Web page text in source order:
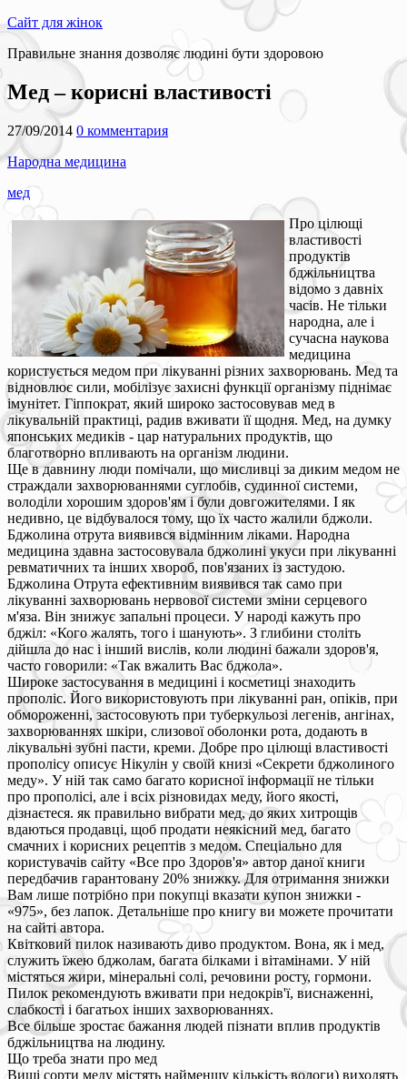
Сайт для жінок
Правильне знання дозволяє людині бути здоровою
Мед – корисні властивості
27/09/2014 0 комментария
Народна медицина
мед
Про цілющі
властивості
продуктів
бджільництва
відомо з давніх
часів. Не тільки
народна, але і
сучасна наукова
медицина
користується медом при лікуванні різних захворювань. Мед та
відновлює сили, мобілізує захисні функції організму піднімає
імунітет. Гіппократ, який широко застосовував мед в
лікувальній практиці, радив вживати її щодня. Мед, на думку
японських медиків - цар натуральних продуктів, що
благотворно впливають на організм людини.
Ще в давнину люди помічали, що мисливці за диким медом не
страждали захворюваннями суглобів, судинної системи,
володіли хорошим здоров'ям і були довгожителями. І як
недивно, це відбувалося тому, що їх часто жалили бджоли.
Бджолина отрута виявився відмінним ліками. Народна
медицина здавна застосовувала бджолині укуси при лікуванні
ревматичних та інших хвороб, пов'язаних із застудою.
Бджолина Отрута ефективним виявився так само при
лікуванні захворювань нервової системи зміни серцевого
м'яза. Він знижує запальні процеси. У народі кажуть про
бджіл: «Кого жалять, того і шанують». З глибини століть
дійшла до нас і інший вислів, коли людині бажали здоров'я,
часто говорили: «Так вжалить Вас бджола».
Широке застосування в медицині і косметиці знаходить
прополіс. Його використовують при лікуванні ран, опіків, при
обмороженні, застосовують при туберкульозі легенів, ангінах,
захворюваннях шкіри, слизової оболонки рота, додають в
лікувальні зубні пасти, креми. Добре про цілющі властивості
прополісу описує Нікулін у своїй книзі «Секрети бджолиного
меду». У ній так само багато корисної інформації не тільки
про прополісі, але і всіх різновидах меду, його якості,
дізнаєтеся. як правильно вибрати мед, до яких хитрощів
вдаються продавці, щоб продати неякісний мед, багато
смачних і корисних рецептів з медом. Спеціально для
користувачів сайту «Все про Здоров'я» автор даної книги
передбачив гарантовану 20% знижку. Для отримання знижки
Вам лише потрібно при покупці вказати купон знижки -
«975», без лапок. Детальніше про книгу ви можете прочитати
на сайті автора.
Квітковий пилок називають диво продуктом. Вона, як і мед,
служить їжею бджолам, багата білками і вітамінами. У ній
містяться жири, мінеральні солі, речовини росту, гормони.
Пилок рекомендують вживати при недокрів'ї, виснаженні,
слабкості і багатьох інших захворюваннях.
Все більше зростає бажання людей пізнати вплив продуктів
бджільництва на людину.
Що треба знати про мед
Вищі сорти меду містять найменшу кількість вологи) виходять